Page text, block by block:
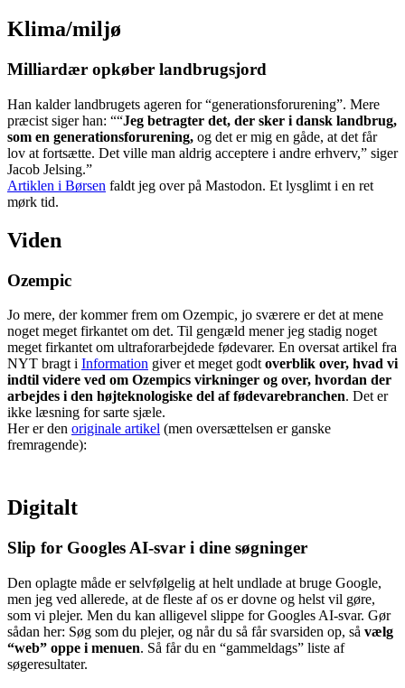
Klima/miljø
Milliardær opkøber landbrugsjord
Han kalder landbrugets ageren for “generationsforurening”. Mere
præcist siger han: ““Jeg betragter det, der sker i dansk landbrug,
som en generationsforurening, og det er mig en gåde, at det får
lov at fortsætte. Det ville man aldrig acceptere i andre erhverv,” siger
Jacob Jelsing.”
Artiklen i Børsen faldt jeg over på Mastodon. Et lysglimt i en ret
mørk tid.
Viden
Ozempic
Jo mere, der kommer frem om Ozempic, jo sværere er det at mene
noget meget firkantet om det. Til gengæld mener jeg stadig noget
meget firkantet om ultraforarbejdede fødevarer. En oversat artikel fra
NYT bragt i Information giver et meget godt overblik over, hvad vi
indtil videre ved om Ozempics virkninger og over, hvordan der
arbejdes i den højteknologiske del af fødevarebranchen. Det er
ikke læsning for sarte sjæle.
Her er den originale artikel (men oversættelsen er ganske
fremragende):
Digitalt
Slip for Googles AI-svar i dine søgninger
Den oplagte måde er selvfølgelig at helt undlade at bruge Google,
men jeg ved allerede, at de fleste af os er dovne og helst vil gøre,
som vi plejer. Men du kan alligevel slippe for Googles AI-svar. Gør
sådan her: Søg som du plejer, og når du så får svarsiden op, så vælg
“web” oppe i menuen. Så får du en “gammeldags” liste af
søgeresultater.